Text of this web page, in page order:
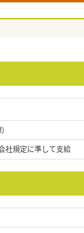
社規定に準して支給